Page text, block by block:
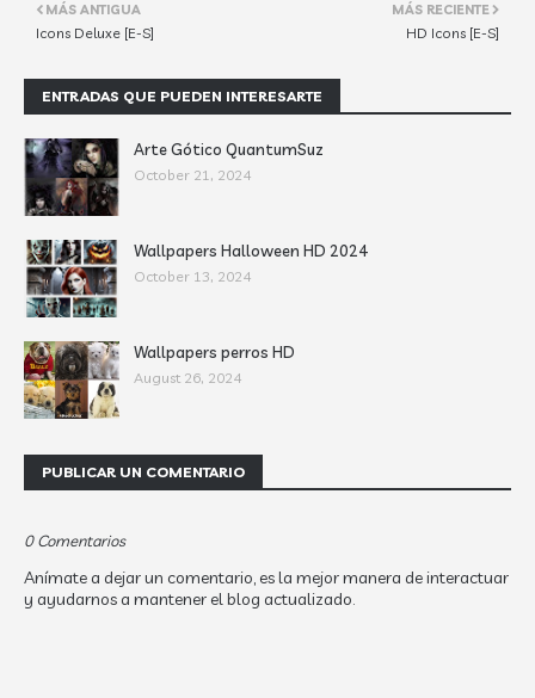
MÁS RECIENTE
HD Icons [E-S]
MÁS ANTIGUA
Icons Deluxe [E-S]
ENTRADAS QUE PUEDEN INTERESARTE
Arte Gótico QuantumSuz
October 21, 2024
Wallpapers Halloween HD 2024
October 13, 2024
Wallpapers perros HD
August 26, 2024
PUBLICAR UN COMENTARIO
0 Comentarios
Anímate a dejar un comentario, es la mejor manera de interactuar
y ayudarnos a mantener el blog actualizado.